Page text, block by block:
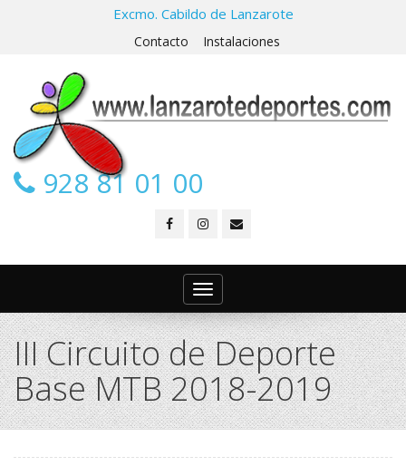
Excmo. Cabildo de Lanzarote
Contacto Instalaciones
928 81 01 00
Toggle
navigation
III Circuito de Deporte
Base MTB 2018-2019